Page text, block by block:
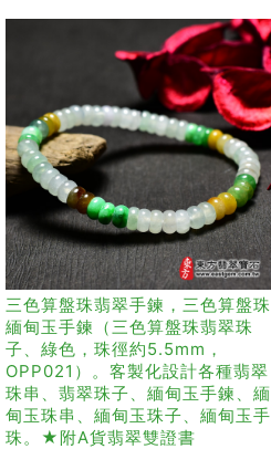
三色算盤珠翡翠手鍊，三色算盤珠
緬甸玉手鍊（三色算盤珠翡翠珠
子、綠色，珠徑約5.5mm，
OPP021）。客製化設計各種翡翠
珠串、翡翠珠子、緬甸玉手鍊、緬
甸玉珠串、緬甸玉珠子、緬甸玉手
珠。★附A貨翡翠雙證書